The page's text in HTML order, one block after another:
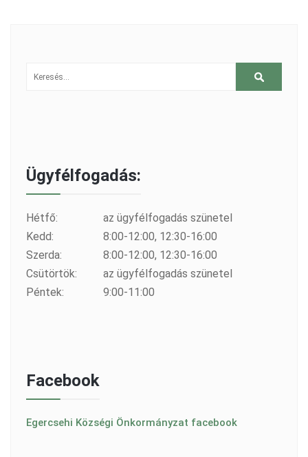
Ügyfélfogadás:
Hétfő:
az ügyfélfogadás szünetel
Kedd:
8:00-12:00, 12:30-16:00
Szerda:
8:00-12:00, 12:30-16:00
Csütörtök:
az ügyfélfogadás szünetel
Péntek:
9:00-11:00
Facebook
Egercsehi Községi Önkormányzat facebook